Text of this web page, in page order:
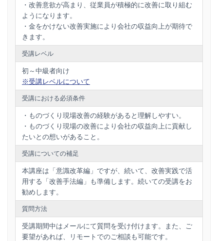
・改善意欲が高まり、従業員が積極的に改善に取り組む
ようになります。
・金をかけない改善実施により会社の収益向上が期待で
きます。
受講レベル
初～中級者向け
※受講レベルについて
受講における必須条件
・ものづくり現場改善の経験があると理解しやすい。
・ものづくり現場の改善により会社の収益向上に貢献し
たいとの想いがあること。
受講についての補足
本講座は「意識改革編」ですが、続いて、改善実践で活
用する「改善手法編」も準備します。続いての受講をお
勧めします。
質問方法
受講期間中はメールにて質問を受け付けます。また、ご
要望があれば、リモートでのご相談も可能です。